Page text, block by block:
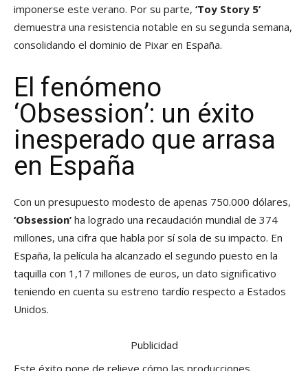
imponerse este verano. Por su parte, ‘Toy Story 5’
demuestra una resistencia notable en su segunda semana,
consolidando el dominio de Pixar en España.
El fenómeno
‘Obsession’: un éxito
inesperado que arrasa
en España
Con un presupuesto modesto de apenas 750.000 dólares,
‘Obsession’ ha logrado una recaudación mundial de 374
millones, una cifra que habla por sí sola de su impacto. En
España, la película ha alcanzado el segundo puesto en la
taquilla con 1,17 millones de euros, un dato significativo
teniendo en cuenta su estreno tardío respecto a Estados
Unidos.
Publicidad